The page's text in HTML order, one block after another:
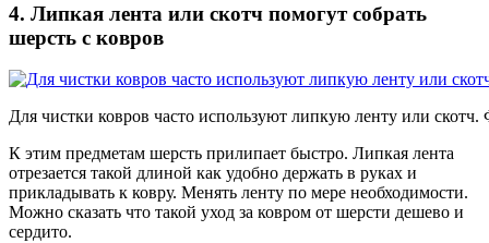
4. Липкая лента или скотч помогут собрать
шерсть с ковров
Для чистки ковров часто используют липкую ленту или
К этим предметам шерсть прилипает быстро. Липкая лента
отрезается такой длиной как удобно держать в руках и
прикладывать к ковру. Менять ленту по мере необходимости.
Можно сказать что такой уход за ковром от шерсти дешево и
сердито.